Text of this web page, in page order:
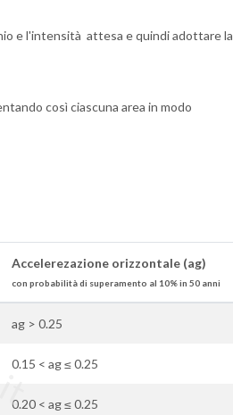
e l'intensità attesa e quindi adottare la
così ciascuna area in modo
Accelerezazione orizzontale (ag)
con probabilità di superamento al 10% in 50 anni
ag > 0.25
0.15 < ag ≤ 0.25
0.20 < ag ≤ 0.25